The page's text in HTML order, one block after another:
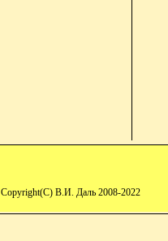
Copyright(C) В.И. Даль 2008-2022